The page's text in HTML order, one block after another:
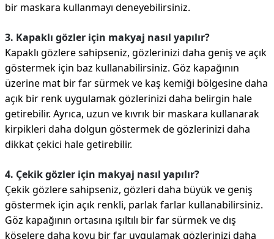
bir maskara kullanmayı deneyebilirsiniz.
3. Kapaklı gözler için makyaj nasıl yapılır?
Kapaklı gözlere sahipseniz, gözlerinizi daha geniş ve açık
göstermek için baz kullanabilirsiniz. Göz kapağının
üzerine mat bir far sürmek ve kaş kemiği bölgesine daha
açık bir renk uygulamak gözlerinizi daha belirgin hale
getirebilir. Ayrıca, uzun ve kıvrık bir maskara kullanarak
kirpikleri daha dolgun göstermek de gözlerinizi daha
dikkat çekici hale getirebilir.
4. Çekik gözler için makyaj nasıl yapılır?
Çekik gözlere sahipseniz, gözleri daha büyük ve geniş
göstermek için açık renkli, parlak farlar kullanabilirsiniz.
Göz kapağının ortasına ışıltılı bir far sürmek ve dış
köşelere daha koyu bir far uygulamak gözlerinizi daha